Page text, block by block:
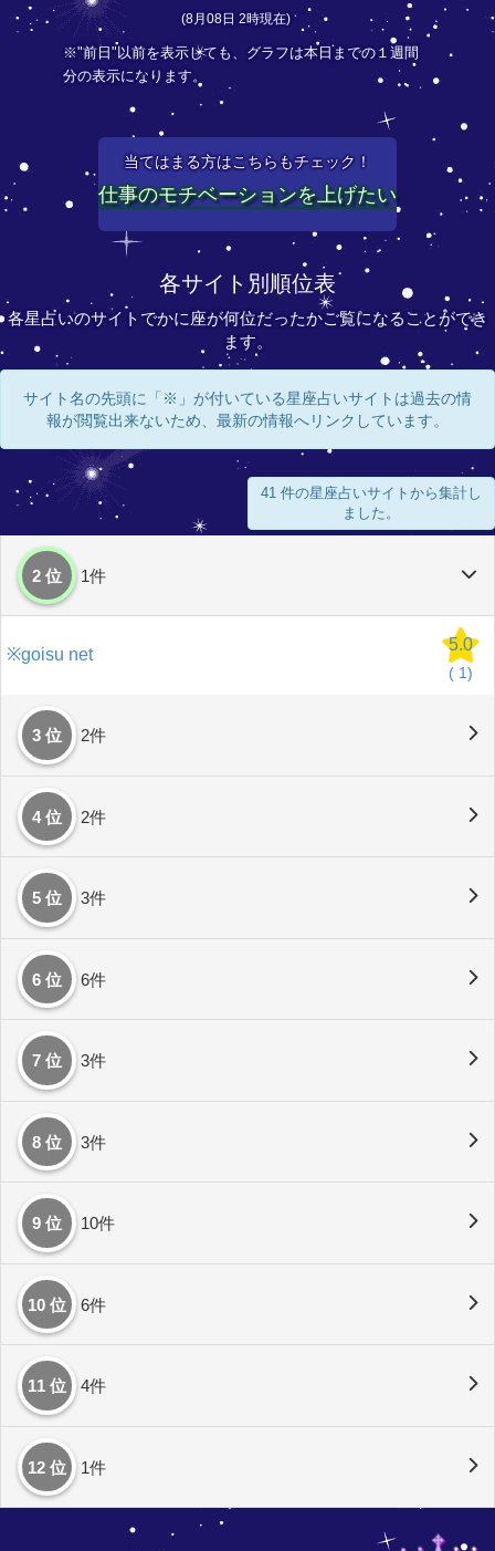
(8月08日 2時現在)
※"前日"以前を表示しても、グラフは本日までの１週間
分の表示になります。
当てはまる方はこちらもチェック！
仕事のモチベーションを上げたい
各サイト別順位表
各星占いのサイトでかに座が何位だったかご覧になることができ
ます。
サイト名の先頭に「※」が付いている星座占いサイトは過去の情
報が閲覧出来ないため、最新の情報へリンクしています。
41 件の星座占いサイトから集計し
ました。
2 位 1件
※goisu net
5.0
( 1)
3 位 2件
4 位 2件
5 位 3件
6 位 6件
7 位 3件
8 位 3件
9 位 10件
10 位 6件
11 位 4件
12 位 1件